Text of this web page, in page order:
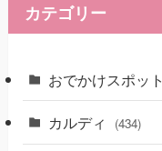
カテゴリー
おでかけスポット
カルディ (434)